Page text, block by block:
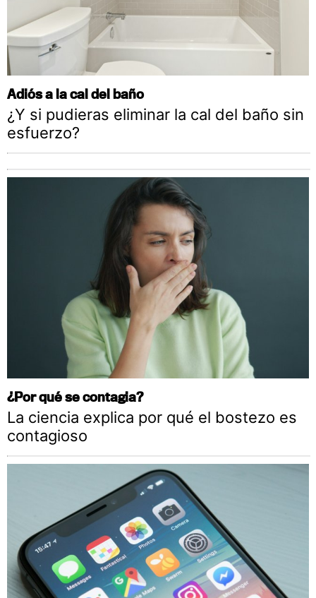
Adiós a la cal del baño
¿Y si pudieras eliminar la cal del baño sin
esfuerzo?
¿Por qué se contagia?
La ciencia explica por qué el bostezo es
contagioso